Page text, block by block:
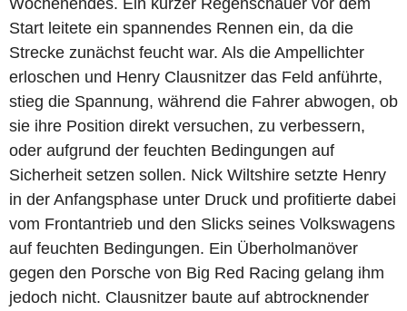
Start leitete ein spannendes Rennen ein, da die
Strecke zunächst feucht war. Als die Ampellichter
erloschen und Henry Clausnitzer das Feld anführte,
stieg die Spannung, während die Fahrer abwogen, ob
sie ihre Position direkt versuchen, zu verbessern,
oder aufgrund der feuchten Bedingungen auf
Sicherheit setzen sollen. Nick Wiltshire setzte Henry
in der Anfangsphase unter Druck und profitierte dabei
vom Frontantrieb und den Slicks seines Volkswagens
auf feuchten Bedingungen. Ein Überholmanöver
gegen den Porsche von Big Red Racing gelang ihm
jedoch nicht. Clausnitzer baute auf abtrocknender